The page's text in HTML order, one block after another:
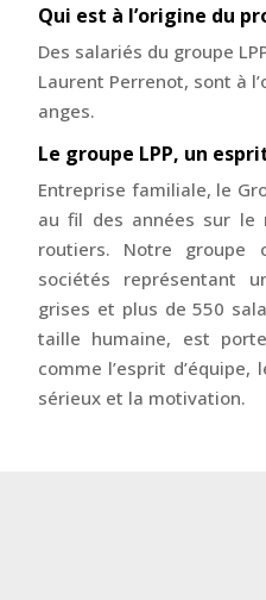
Qui est à l’origine du
Des salariés du groupe
Laurent Perrenot, sont à
anges.
Le groupe LPP, un
Entreprise familiale, le
au fil des années sur le
routiers. Notre groupe
sociétés représentant
grises et plus de 550
taille humaine, est
comme l’esprit
sérieux et la motivation.